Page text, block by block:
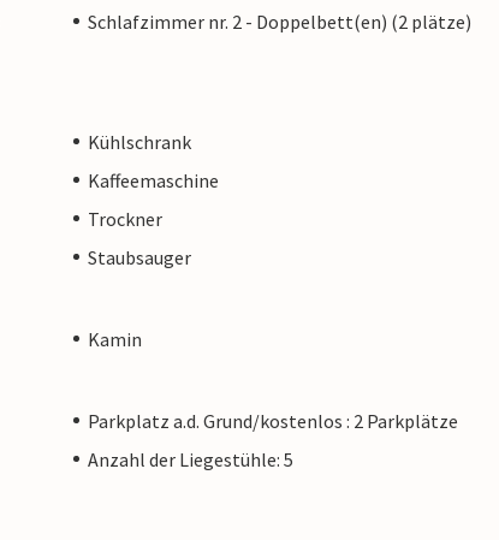
Schlafzimmer nr. 2 - Doppelbett(en) (2 plätze)
Kühlschrank
Kaffeemaschine
Trockner
Staubsauger
Kamin
Parkplatz a.d. Grund/kostenlos : 2 Parkplätze
Anzahl der Liegestühle: 5